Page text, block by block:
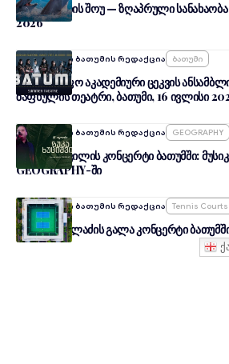
დელფინების შოუ — ზღაპრული სანახაობა
2026
Ავტორი:შენი ბათუმის რედაქცია Ბათუმი
სახელმწიფო აკადემიური ცეკვის
ზაფხულის თეატრი, ბათუმი, 16 ივლისი
Ავტორი:შენი ბათუმის რედაქცია GEOGRAPHY
ზუკა ხუციშვილის კონცერტი ბათუმში:
GEOGRAPHY-ში
Ავტორი:შენი ბათუმის რედაქცია Tennis Courts
ვალერი მელაძის გალა კონცერტი